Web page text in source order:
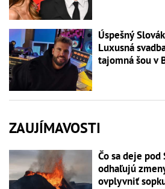
Úspešný
Luxusná
tajomná šou v
ZAUJÍMAVOSTI
Čo sa deje
odhaľujú
ovplyvniť